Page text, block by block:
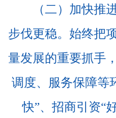
（二）加快推
步伐更稳。 始终把
量发展的重要抓手
调度、服务保障等
快”、招商引资“